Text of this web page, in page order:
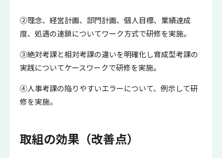
②理念、経営計画、部門計画、個人目標、業績達成
度、処遇の連鎖についてワーク方式で研修を実施。
③絶対考課と相対考課の違いを明確化し育成型考課の
実践についてケースワークで研修を実施。
④人事考課の陥りやすいエラーについて、例示して研
修を実施。
取組の効果（改善点）